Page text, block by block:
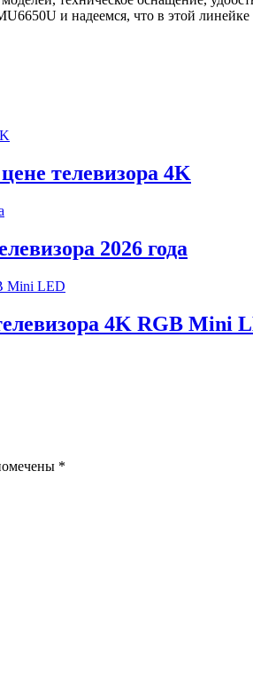
и надеемся, что в этой
телевизора 4K
2026 года
4K RGB Mini
*